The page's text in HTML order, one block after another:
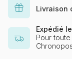
Livraison
Expédié
Pour toute